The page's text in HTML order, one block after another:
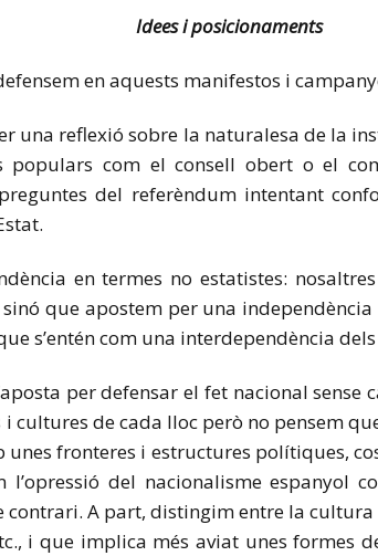
Idees i posicionaments
en aquests manifestos i
una reflexió sobre la naturalesa de la
populars com el consell obert o el
del referèndum intentant
en termes no estatistes:
que apostem per una
s’entén com una interdependència
per defensar el fet nacional sense
cultures de cada lloc però no pensem
fronteres i estructures polítiques,
del nacionalisme espanyol
contrari. A part, distingim entre la
i que implica més aviat unes formes